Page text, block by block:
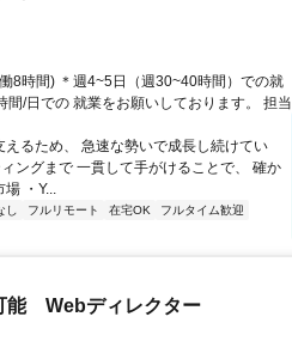
8時間) ＊週4~5日（週30~40時間）での就
/日での 就業をお願いしております。 担当
るため、 急速な勢いで成長し続けてい
ングまで 一貫して手がけることで、 確か
・Y...
フルリモート 在宅OK
フルタイム歓迎
能 Webディレクター